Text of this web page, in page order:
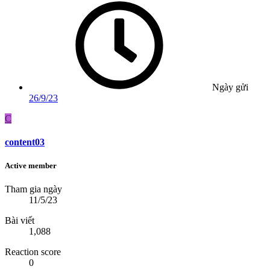
Ngày gửi
26/9/23
C
content03
Active member
Tham gia ngày
11/5/23
Bài viết
1,088
Reaction score
0